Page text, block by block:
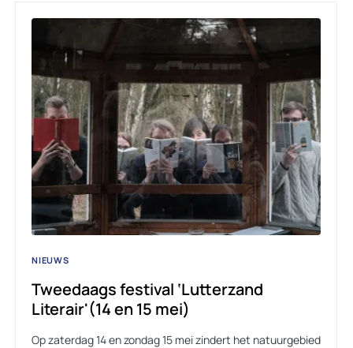
NIEUWS
Tweedaags festival ‘Lutterzand
Literair'(14 en 15 mei)
Op zaterdag 14 en zondag 15 mei zindert het natuurgebied